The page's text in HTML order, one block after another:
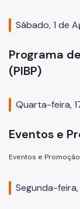
Sábado, 1 de
Programa
(PIBP)
Quarta-feira,
Eventos e
Eventos e
Segunda-